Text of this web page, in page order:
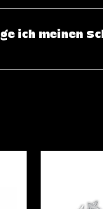
wir, sich
zu finden.
Handgelenks
ich meinen
deines